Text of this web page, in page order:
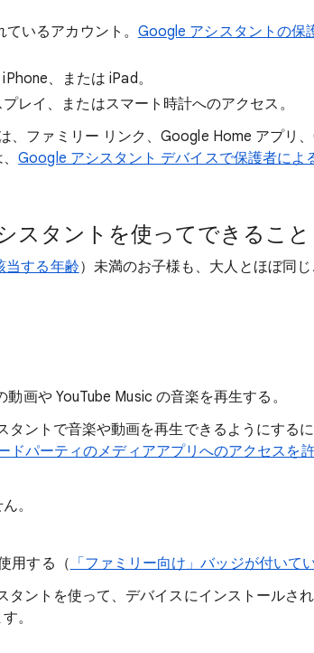
いるアカウント。 Google アシスタントの保
、または iPad。
レイ、またはスマート時計へのアクセス。
、ファミリー リンク、Google Home アプリ
、Google アシスタント デバイスで保護者によ
スタントを使ってできること
当する年齢）未満のお子様も、大人とほぼ同じ
動画や YouTube Music の音楽を再生する。
ントで音楽や動画を再生できるようにするに
ドパーティのメディアアプリへのアクセスを
。
用する（ 「ファミリー向け」バッジが付いて
タントを使って、デバイスにインストールさ
。